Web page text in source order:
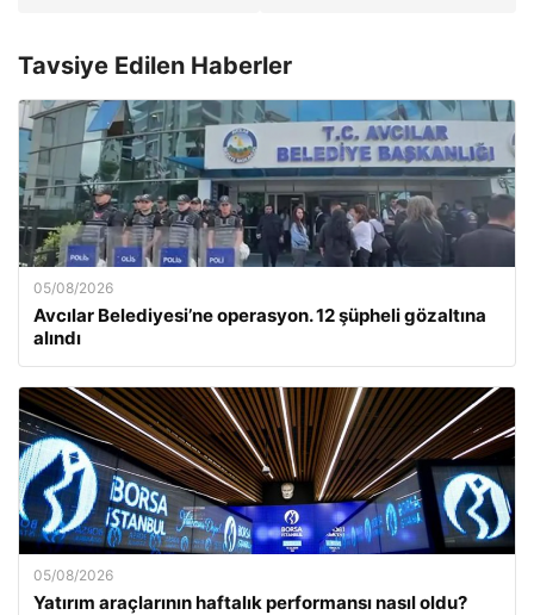
Tavsiye Edilen Haberler
05/08/2026
Avcılar Belediyesi’ne operasyon. 12 şüpheli gözaltına
alındı
05/08/2026
Yatırım araçlarının haftalık performansı nasıl oldu?